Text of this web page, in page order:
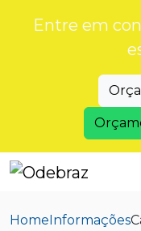
Entre em
HomeInformações